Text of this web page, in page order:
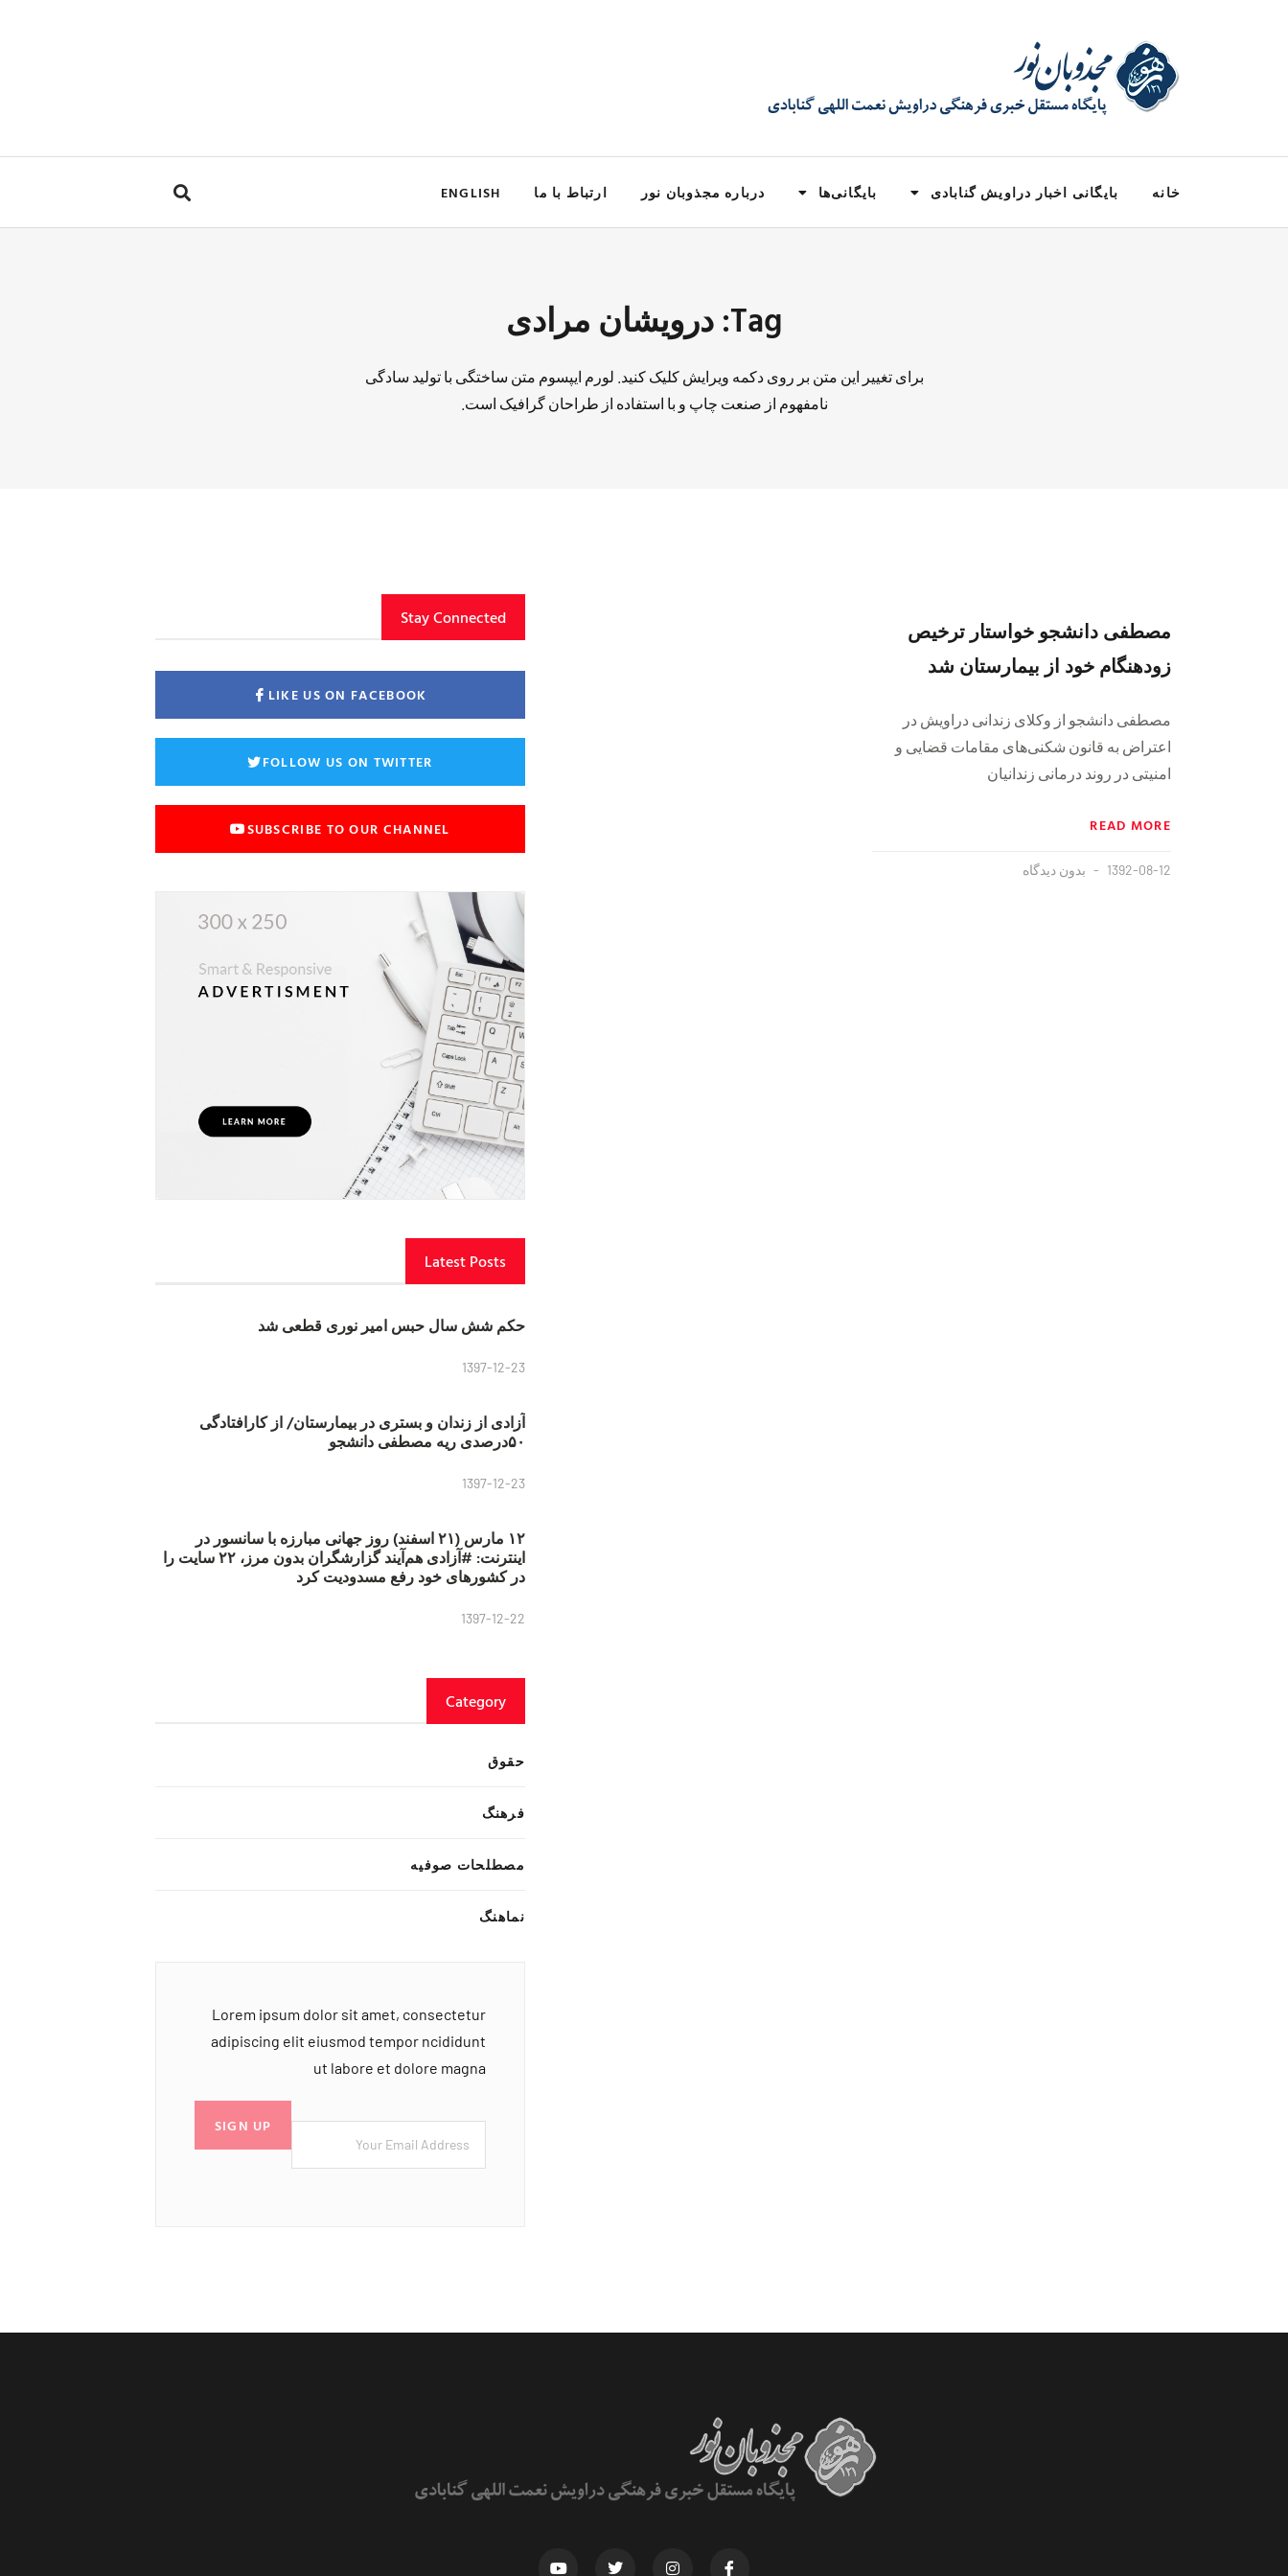
خانه بایگانی اخبار دراویش گنابادی بایگانی‌ها درباره مجذوبان نور ارتباط با ما ENGLISH
Tag: درویشان مرادی
برای تغییر این متن بر روی دکمه ویرایش کلیک کنید. لورم ایپسوم متن ساختگی با تولید سادگی
نامفهوم از صنعت چاپ و با استفاده از طراحان گرافیک است.
مصطفی دانشجو خواستار ترخیص
زودهنگام خود از بیمارستان شد
مصطفی دانشجو از وکلای زندانی دراویش در
اعتراض به قانون شکنی‌های مقامات قضایی و
امنیتی در روند درمانی زندانیان
READ MORE
1392-08-12 بدون دیدگاه
Stay Connected
LIKE US ON FACEBOOK
FOLLOW US ON TWITTER
SUBSCRIBE TO OUR CHANNEL
Latest Posts
حکم شش سال حبس امیر نوری قطعی شد
1397-12-23
آزادی از زندان و بستری در بیمارستان/ از کارافتادگی
۵۰درصدی ریه مصطفی دانشجو
1397-12-23
۱۲ مارس (۲۱ اسفند) روز جهانی مبارزه با سانسور در
اینترنت: #آزادی هم‌آیند گزارشگران‌ بدون مرز، ۲۲ سایت را
در کشورهای خود رفع مسدودیت کرد
1397-12-22
Category
حقوق
فرهنگ
مصطلحات صوفیه
نماهنگ
Lorem ipsum dolor sit amet, consectetur
adipiscing elit eiusmod tempor ncididunt
ut labore et dolore magna
SIGN UP